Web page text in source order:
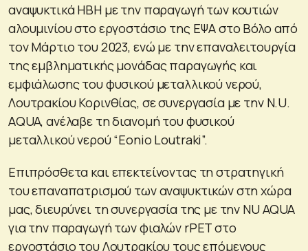
αναψυκτικά ΗΒΗ με την παραγωγή των κουτιών
αλουμινίου στο εργοστάσιο της ΕΨΑ στο Βόλο από
τον Μάρτιο του 2023, ενώ με την επαναλειτουργία
της εμβληματικής μονάδας παραγωγής και
εμφιάλωσης του φυσικού μεταλλικού νερού,
Λουτρακίου Κορινθίας, σε συνεργασία με την N.U.
AQUA, ανέλαβε τη διανομή του φυσικού
μεταλλικού νερού “Eonio Loutraki”.
Επιπρόσθετα και επεκτείνοντας τη στρατηγική
του επαναπατρισμού των αναψυκτικών στη χώρα
μας, διευρύνει τη συνεργασία της με την NU AQUA
για την παραγωγή των φιαλών rPET στο
εργοστάσιο του Λουτρακίου τους επόμενους